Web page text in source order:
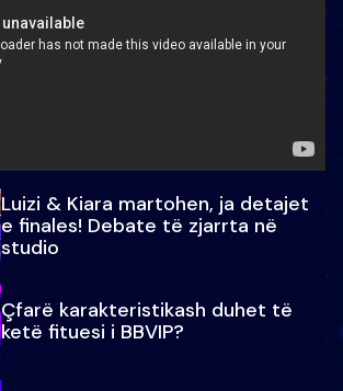
Luizi & Kiara martohen, ja detajet
e finales! Debate të zjarrta në
studio
Çfarë karakteristikash duhet të
ketë fituesi i BBVIP?